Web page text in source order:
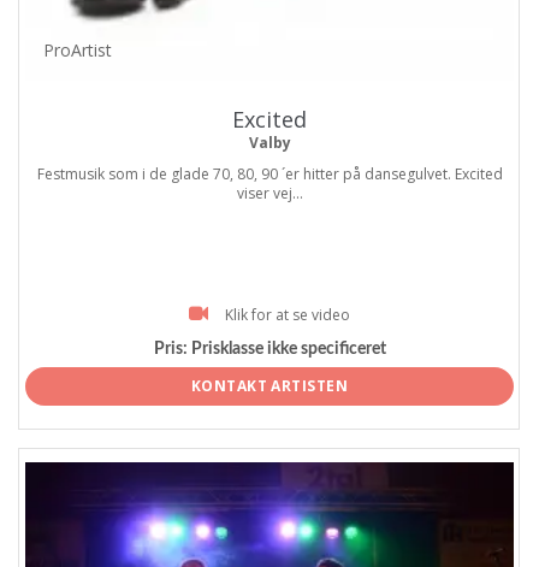
ProArtist
Excited
Valby
Festmusik som i de glade 70, 80, 90 ´er hitter på dansegulvet. Excited
viser vej...
Klik for at se video
Pris: Prisklasse ikke specificeret
KONTAKT ARTISTEN